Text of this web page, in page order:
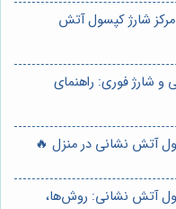
مرکز شارژ کپسول آتش
و شارژ فوری: راهنمای
آتش نشانی در منزل 🔥
آتش نشانی: روش‌ها،